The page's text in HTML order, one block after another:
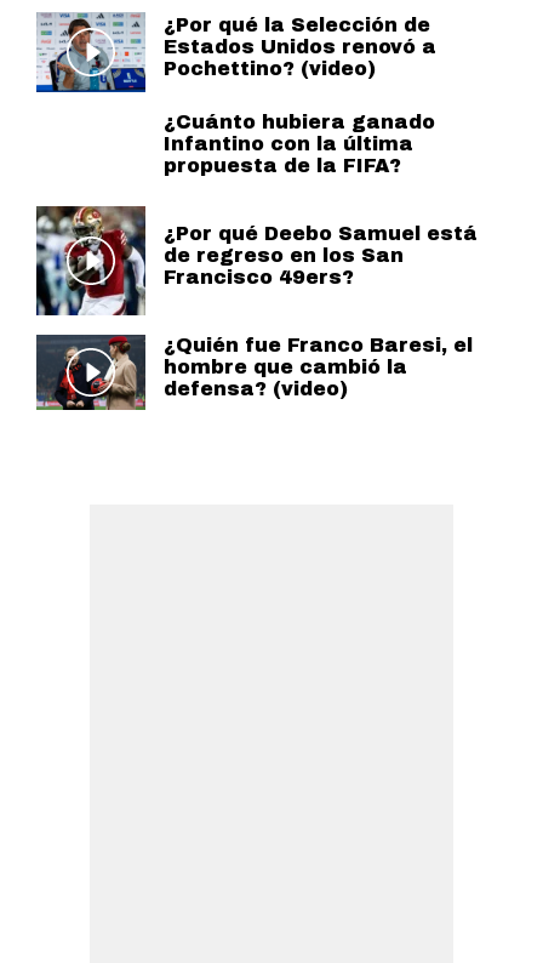
¿Por qué la Selección de
Estados Unidos renovó a
Pochettino? (video)
¿Cuánto hubiera ganado
Infantino con la última
propuesta de la FIFA?
¿Por qué Deebo Samuel está
de regreso en los San
Francisco 49ers?
¿Quién fue Franco Baresi, el
hombre que cambió la
defensa? (video)